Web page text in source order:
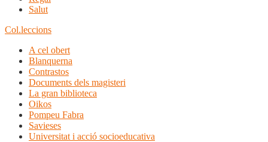
Salut
Col.leccions
A cel obert
Blanquerna
Contrastos
Documents dels magisteri
La gran biblioteca
Oikos
Pompeu Fabra
Savieses
Universitat i acció socioeducativa